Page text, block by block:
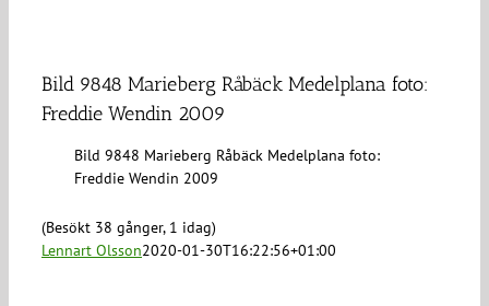
Bild 9848 Marieberg Råbäck Medelplana foto:
Freddie Wendin 2009
Bild 9848 Marieberg Råbäck Medelplana foto:
Freddie Wendin 2009
(Besökt 38 gånger, 1 idag)
Lennart Olsson2020-01-30T16:22:56+01:00